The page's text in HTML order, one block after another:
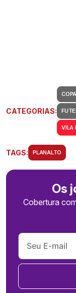
CATEGORIAS:
VILA
TAGS: PLANALTO
Os
Cobertura